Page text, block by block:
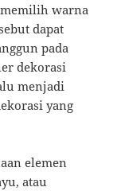
memilih warna
dapat
pada
dekorasi
menjadi
yang
elemen
atau